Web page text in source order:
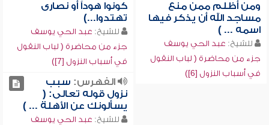
ومن أظلم ممن منع
مساجد الله أن يذكر فيها
اسمه ... )
للشيخ: عبد الحي يوسف
جزء من محاضرة ( لباب النقول
في أسباب النزول [6])
كونوا هوداً أو نصارى
تهتدوا...)
للشيخ: عبد الحي يوسف
جزء من محاضرة ( لباب النقول
في أسباب النزول [7])
الفهرس: سبب
نزول قوله تعالى: (
يسألونك عن الأهلة ... )
للشيخ: عبد الحي يوسف